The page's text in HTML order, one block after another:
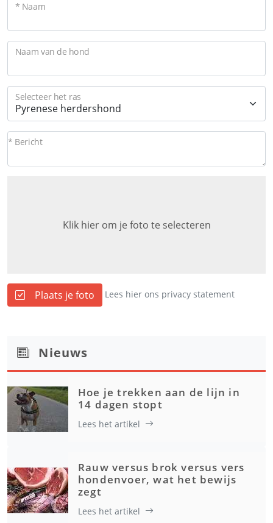
* Naam
Naam van de hond
Selecteer het ras
* Bericht
Klik hier om je foto te selecteren
Plaats je foto Lees hier ons privacy statement
Nieuws
Hoe je trekken aan de lijn in
14 dagen stopt
Lees het artikel
Rauw versus brok versus vers
hondenvoer, wat het bewijs
zegt
Lees het artikel